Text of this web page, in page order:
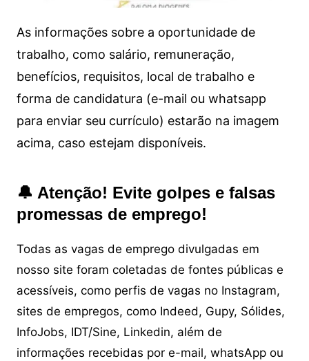
As informações sobre a oportunidade de
trabalho, como salário, remuneração,
benefícios, requisitos, local de trabalho e
forma de candidatura (e-mail ou whatsapp
para enviar seu currículo) estarão na imagem
acima, caso estejam disponíveis.
🔔 Atenção! Evite golpes e falsas
promessas de emprego!
Todas as vagas de emprego divulgadas em
nosso site foram coletadas de fontes públicas e
acessíveis, como perfis de vagas no Instagram,
sites de empregos, como Indeed, Gupy, Sólides,
InfoJobs, IDT/Sine, Linkedin, além de
informações recebidas por e-mail, whatsApp ou